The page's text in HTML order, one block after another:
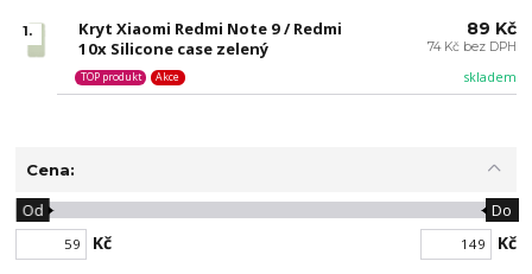
1.
Kryt Xiaomi Redmi Note 9 / Redmi
10x Silicone case zelený
skladem
TOP produkt Akce
89 Kč
74 Kč bez DPH
Cena:
Kč
Od Do
Kč